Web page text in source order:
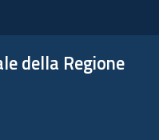
della Regione